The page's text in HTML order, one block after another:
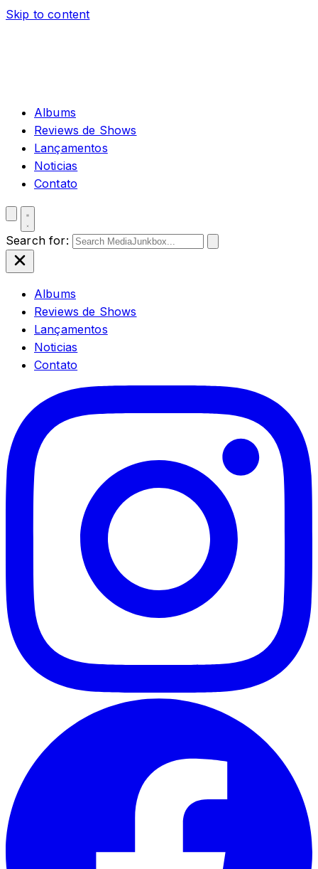
Skip to content
Albums
Reviews de Shows
Lançamentos
Noticias
Contato
Search for:
Albums
Reviews de Shows
Lançamentos
Noticias
Contato